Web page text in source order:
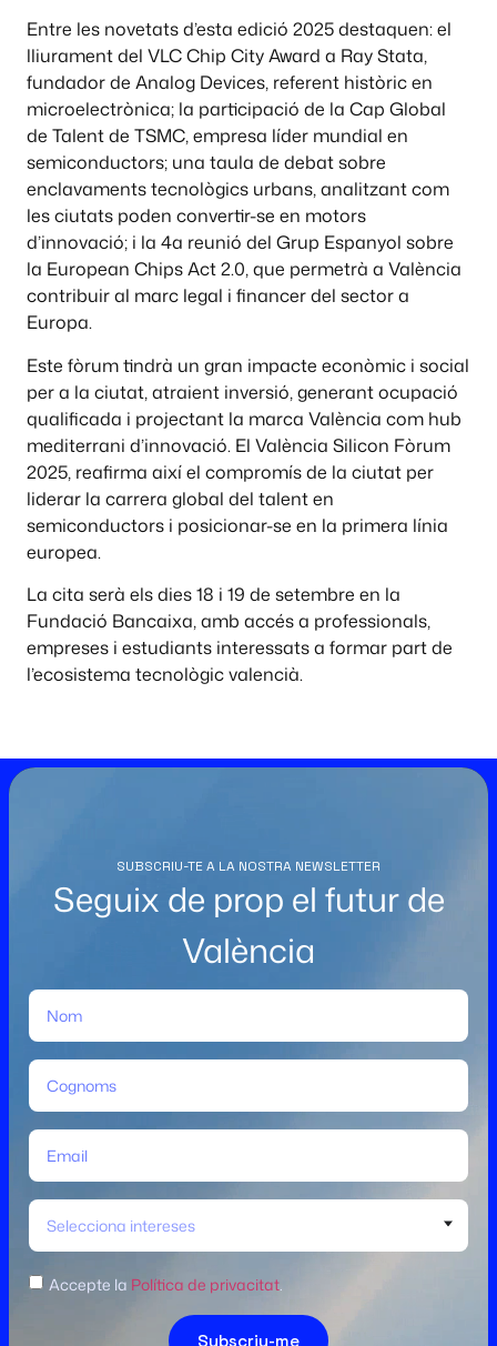
Entre les novetats d’esta edició 2025 destaquen: el
lliurament del VLC Chip City Award a Ray Stata,
fundador de Analog Devices, referent històric en
microelectrònica; la participació de la Cap Global
de Talent de TSMC, empresa líder mundial en
semiconductors; una taula de debat sobre
enclavaments tecnològics urbans, analitzant com
les ciutats poden convertir-se en motors
d’innovació; i la 4a reunió del Grup Espanyol sobre
la European Chips Act 2.0, que permetrà a València
contribuir al marc legal i financer del sector a
Europa.
Este fòrum tindrà un gran impacte econòmic i social
per a la ciutat, atraient inversió, generant ocupació
qualificada i projectant la marca València com hub
mediterrani d’innovació. El València Silicon Fòrum
2025, reafirma així el compromís de la ciutat per
liderar la carrera global del talent en
semiconductors i posicionar-se en la primera línia
europea.
La cita serà els dies 18 i 19 de setembre en la
Fundació Bancaixa, amb accés a professionals,
empreses i estudiants interessats a formar part de
l’ecosistema tecnològic valencià.
SUBSCRIU-TE A LA NOSTRA NEWSLETTER
Seguix de prop el futur de
València
Selecciona intereses
Accepte la Política de privacitat.
Subscriu-me